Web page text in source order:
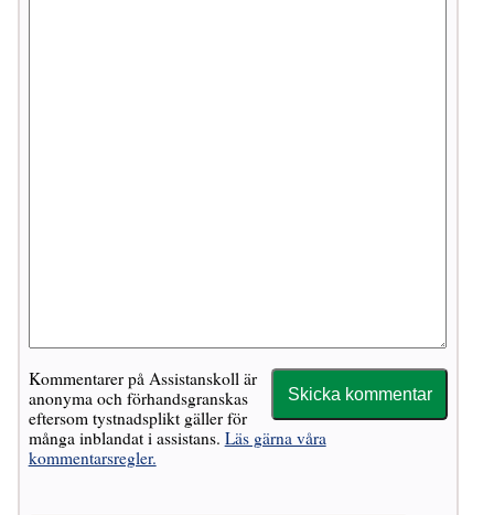
Kommentarer på Assistanskoll är
anonyma och förhandsgranskas
eftersom tystnadsplikt gäller för
många inblandat i assistans. Läs gärna våra
kommentarsregler.